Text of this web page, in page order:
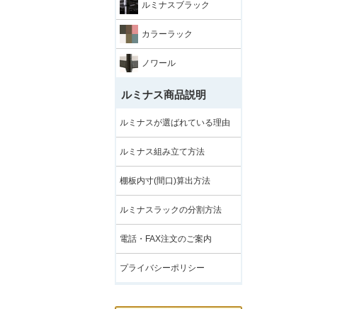
ルミナスブラック
カラーラック
ノワール
ルミナス商品説明
ルミナスが選ばれている理由
ルミナス組み立て方法
棚板内寸(間口)算出方法
ルミナスラックの分割方法
電話・FAX注文のご案内
プライバシーポリシー